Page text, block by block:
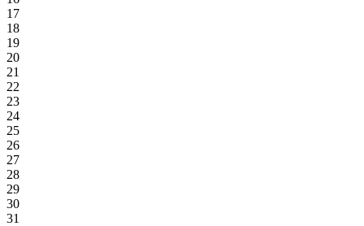
17
18
19
20
21
22
23
24
25
26
27
28
29
30
31